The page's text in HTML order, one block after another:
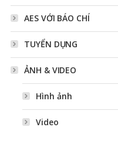
AES VỚI BÁO CHÍ
TUYỂN DỤNG
ẢNH & VIDEO
Hình ảnh
Video